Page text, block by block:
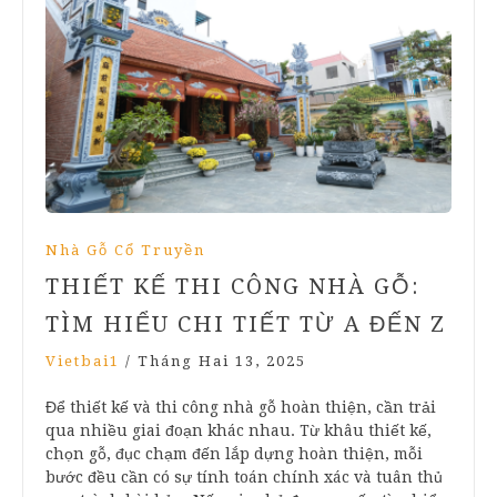
Nhà Gỗ Cổ Truyền
THIẾT KẾ THI CÔNG NHÀ GỖ:
TÌM HIỂU CHI TIẾT TỪ A ĐẾN Z
Vietbai1 / Tháng Hai 13, 2025
Để thiết kế và thi công nhà gỗ hoàn thiện, cần trải
qua nhiều giai đoạn khác nhau. Từ khâu thiết kế,
chọn gỗ, đục chạm đến lắp dựng hoàn thiện, mỗi
bước đều cần có sự tính toán chính xác và tuân thủ